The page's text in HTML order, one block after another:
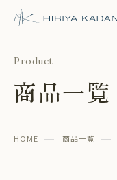
Product
商品一覧
HOME 商品一覧